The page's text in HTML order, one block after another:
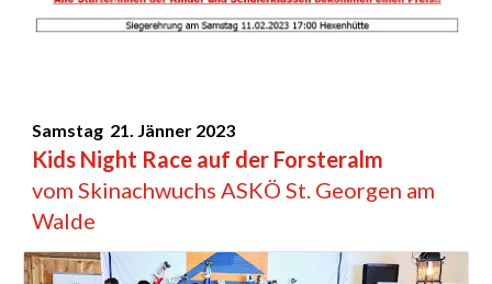
Samstag 21. Jänner 2023
Kids Night Race auf der Forsteralm
vom Skinachwuchs ASKÖ St. Georgen am
Walde